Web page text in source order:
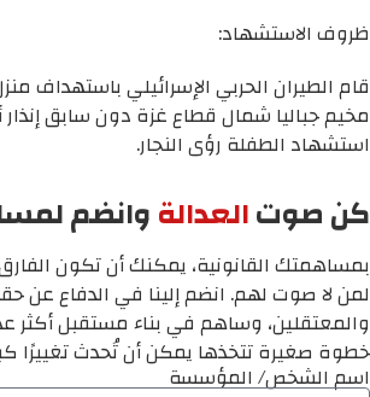
ظروف الاستشهاد:
قام الطيران الحربي الإسرائيلي باستهداف
مخيم جباليا شمال قطاع غزة دون سابق إنذار
استشهاد الطفلة رؤى النجار.
كن صوتالعدالةوانضم
بمساهمتك القانونية، يمكنك أن تكون
لمن لا صوت لهم. انضم إلينا في الدفاع عن
والمعتقلين، وساهم في بناء مستقبل أكثر
خطوة صغيرة تتخذها يمكن أن تُحدث تغييرًا
اسم الشخص/ المؤسسة